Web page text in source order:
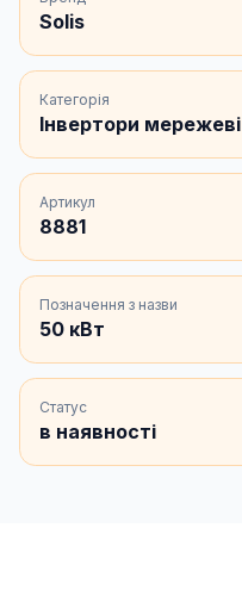
Solis
Категорія
Інвертори мережеві
Артикул
8881
Позначення з назви
50 кВт
Статус
в наявності